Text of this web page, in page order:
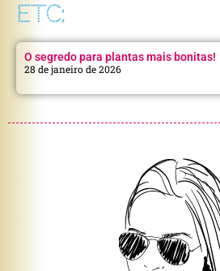
ETC:
O segredo para plantas mais bonitas!
28 de janeiro de 2026